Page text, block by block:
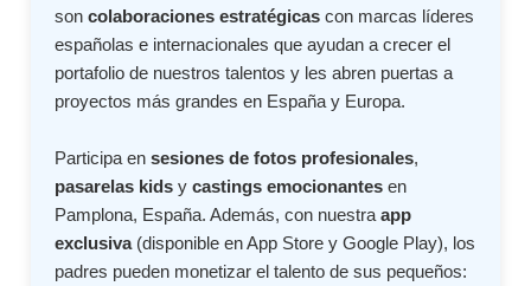
soncolaboraciones estratégicas con marcas líderes
españolas e internacionales que ayudan a crecer el
portafolio de nuestros talentos y les abren puertas a
proyectos más grandes en España y Europa.
Participa ensesiones de fotos profesionales,
pasarelas kids ycastings emocionantes en
Pamplona, España. Además, con nuestraapp
exclusiva(disponible en App Store y Google Play), los
padres pueden monetizar el talento de sus pequeños: